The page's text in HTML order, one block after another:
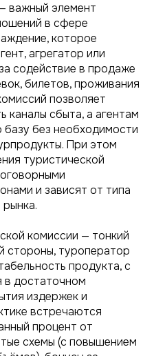
важный элемент
в сфере
которое
агрегатор или
содействие в продаже
билетов, проживания
позволяет
каналы сбыта, а агентам
без необходимости
При этом
туристической
и зависят от типа
комиссии — тонкий
стороны, туроператор
продукта, с
в достаточном
издержек и
встречаются
процент от
схемы (с повышением